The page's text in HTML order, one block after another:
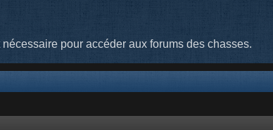
pour accéder aux forums des chasses.